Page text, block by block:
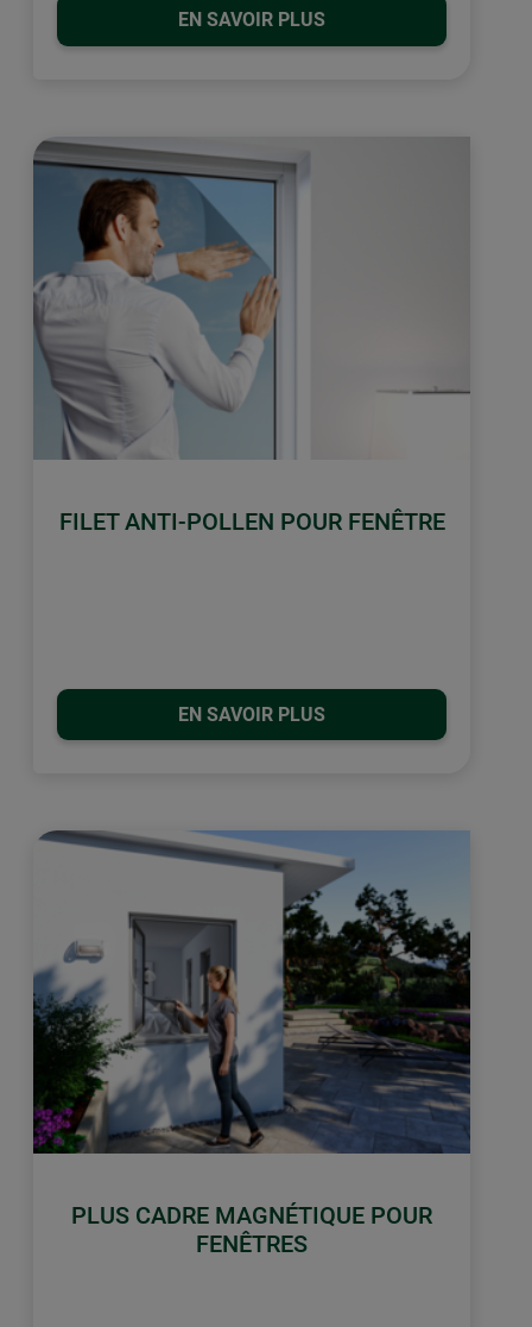
EN SAVOIR PLUS
FILET ANTI-POLLEN POUR FENÊTRE
EN SAVOIR PLUS
PLUS CADRE MAGNÉTIQUE POUR
FENÊTRES